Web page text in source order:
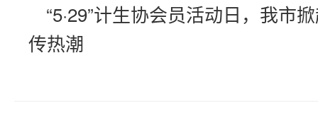
“5·29”计生协会员活动日，我市
传热潮